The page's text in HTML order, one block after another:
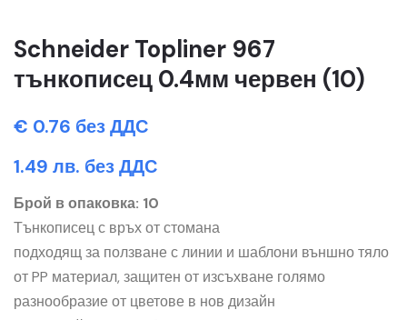
Schneider Topliner 967
тънкописец 0.4мм червен (10)
€ 0.76 без ДДС
1.49 лв. без ДДС
Брой в опаковка: 10
Тънкописец с връх от стомана
подходящ за ползване с линии и шаблони външно тяло
от PP материал, защитен от изсъхване голямо
разнообразие от цветове в нов дизайн